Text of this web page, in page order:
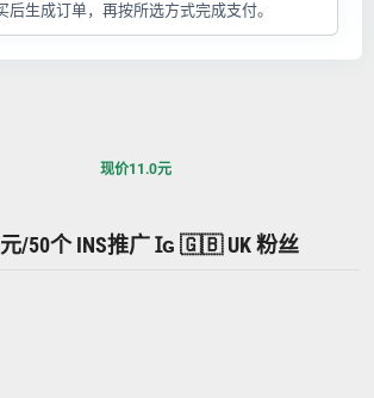
后生成订单，再按所选方式完成支付。
现价11.0元
/50个 INS推广 Ɪɢ 🇬🇧 UK 粉丝